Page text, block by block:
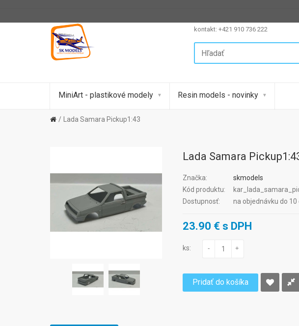
kontakt: +421 910 736 222
MiniArt - plastikové modely Resin models - novinky
Lada Samara Pickup1:43
Lada Samara
Značka:
skmodels
Kód produktu:
Dostupnosť:
na objednávku do 10
23.90 € s DPH
ks: - +
Pridať do košíka